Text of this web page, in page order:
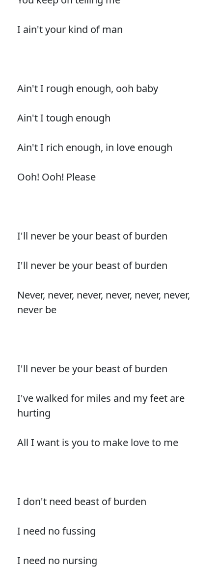
I ain't your kind of man
Ain't I rough enough, ooh baby
Ain't I tough enough
Ain't I rich enough, in love enough
Ooh! Ooh! Please
I'll never be your beast of burden
I'll never be your beast of burden
Never, never, never, never, never, never,
never be
I'll never be your beast of burden
I've walked for miles and my feet are
hurting
All I want is you to make love to me
I don't need beast of burden
I need no fussing
I need no nursing